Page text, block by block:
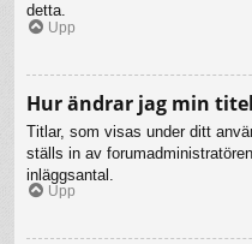
detta.
Upp
Hur ändrar jag min
Titlar, som visas under ditt
ställs in av
inläggsantal.
Upp